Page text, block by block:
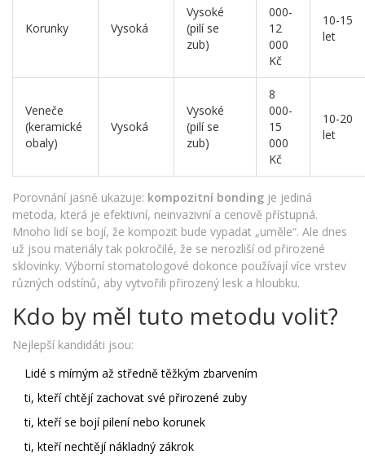
Korunky Vysoká
Vysoké
(pilí se
zub)
000-
12
000
Kč
10-15
let
Veneče
(keramické
obaly)
Vysoká
Vysoké
(pilí se
zub)
8
000-
15
000
Kč
10-20
let
Porovnání jasně ukazuje: kompozitní bonding je jediná
metoda, která je efektivní, neinvazivní a cenově přístupná.
Mnoho lidí se bojí, že kompozit bude vypadat „uměle“. Ale dnes
už jsou materiály tak pokročilé, že se nerozliší od přirozené
sklovinky. Výborní stomatologové dokonce používají více vrstev
různých odstínů, aby vytvořili přirozený lesk a hloubku.
Kdo by měl tuto metodu volit?
Nejlepší kandidáti jsou:
Lidé s mírným až středně těžkým zbarvením
ti, kteří chtějí zachovat své přirozené zuby
ti, kteří se bojí pilení nebo korunek
ti, kteří nechtějí nákladný zákrok